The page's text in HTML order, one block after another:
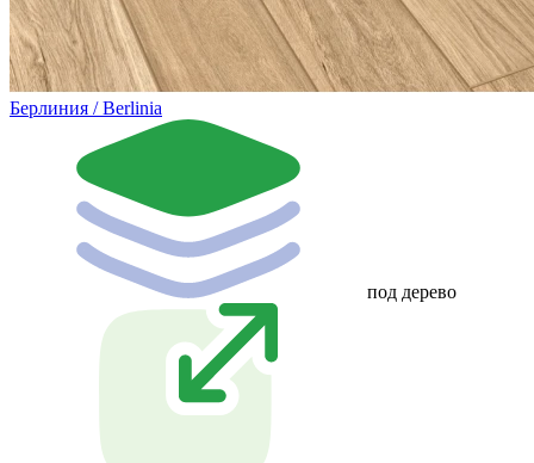
Берлиния / Berlinia
под дерево